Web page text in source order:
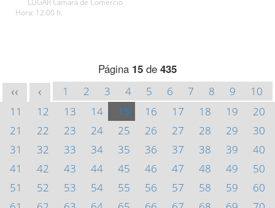
LUGAR Cámara de Comercio
Hora: 12:00 h.
Página 15 de 435
<< < 1 2 3 4 5 6 7 8 9
10
11
12 13 14 15 16 17 18 19
20
21
22 23 24 25 26 27 28 29
30
31
32 33 34 35 36 37 38 39
40
41
42 43 44 45 46 47 48 49
50
51
52 53 54 55 56 57 58 59
60